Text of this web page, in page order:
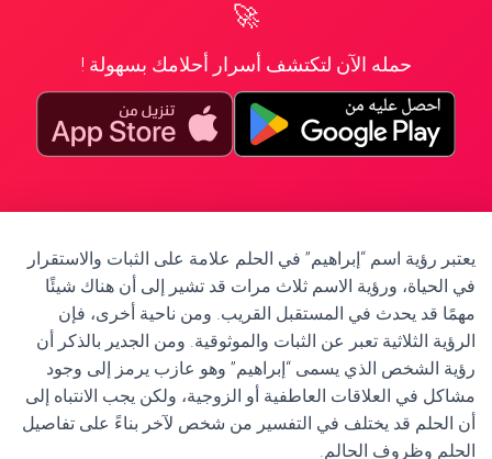
🚀
حمله الآن لتكتشف أسرار أحلامك بسهولة !
يعتبر رؤية اسم “إبراهيم” في الحلم علامة على الثبات والاستقرار
في الحياة، ورؤية الاسم ثلاث مرات قد تشير إلى أن هناك شيئًا
مهمًا قد يحدث في المستقبل القريب. ومن ناحية أخرى، فإن
الرؤية الثلاثية تعبر عن الثبات والموثوقية. ومن الجدير بالذكر أن
رؤية الشخص الذي يسمى “إبراهيم” وهو عازب يرمز إلى وجود
مشاكل في العلاقات العاطفية أو الزوجية، ولكن يجب الانتباه إلى
أن الحلم قد يختلف في التفسير من شخص لآخر بناءً على تفاصيل
الحلم وظروف الحالم.